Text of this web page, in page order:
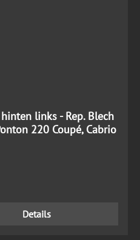
links - Rep. Blech
220 Coupé, Cabrio
Details